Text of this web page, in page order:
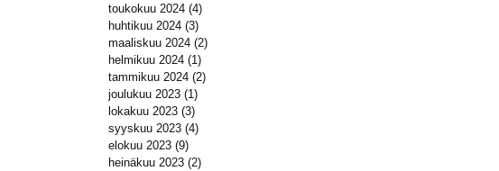
toukokuu 2024 (4)
huhtikuu 2024 (3)
maaliskuu 2024 (2)
helmikuu 2024 (1)
tammikuu 2024 (2)
joulukuu 2023 (1)
lokakuu 2023 (3)
syyskuu 2023 (4)
elokuu 2023 (9)
heinäkuu 2023 (2)